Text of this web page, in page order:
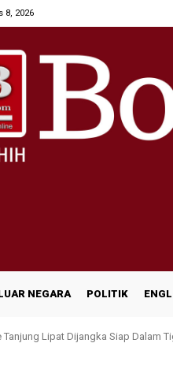
8, 2026
NEGARA POLITIK
Tanjung Lipat Dijangka Siap Dalam